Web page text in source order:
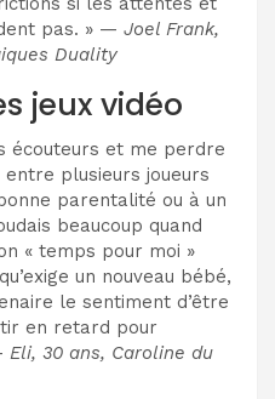
pas. » — Joel Frank,
Duality
jeux vidéo
écouteurs et me perdre
plusieurs joueurs
parentalité ou à un
beaucoup quand
« temps pour moi »
un nouveau bébé,
le sentiment d’être
en retard pour
Eli, 30 ans, Caroline du